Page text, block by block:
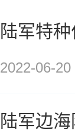
陆军特
2022-06-20
陆军边